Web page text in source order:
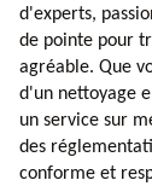
d'experts,
de pointe pour
agréable. Que
d'un nettoyage
un service sur
des
conforme et